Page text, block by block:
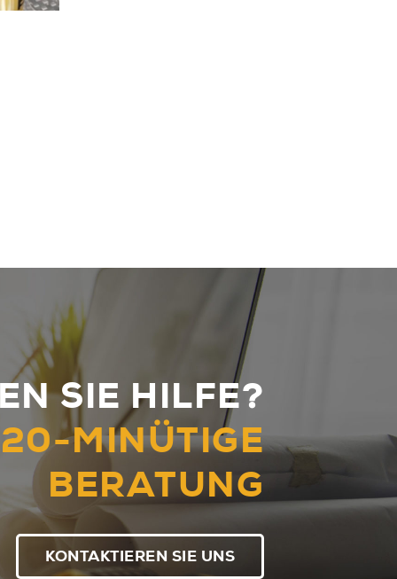
SIE HILFE?
20-MINÜTIGE
BERATUNG
KONTAKTIEREN SIE UNS